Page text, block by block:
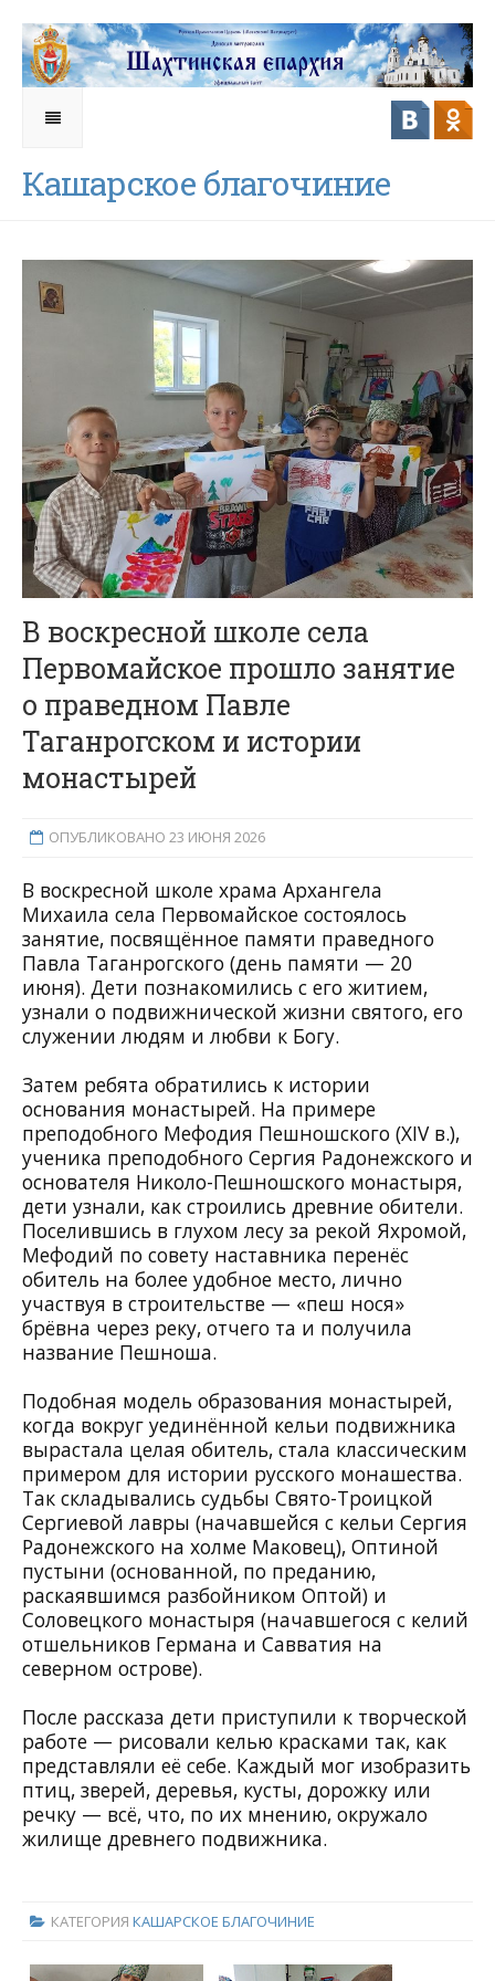
Кашарское благочиние
В воскресной школе села
Первомайское прошло занятие
о праведном Павле
Таганрогском и истории
монастырей
ОПУБЛИКОВАНО 23 ИЮНЯ 2026
В воскресной школе храма Архангела
Михаила села Первомайское состоялось
занятие, посвящённое памяти праведного
Павла Таганрогского (день памяти — 20
июня). Дети познакомились с его житием,
узнали о подвижнической жизни святого, его
служении людям и любви к Богу.
Затем ребята обратились к истории
основания монастырей. На примере
преподобного Мефодия Пешношского (XIV в.),
ученика преподобного Сергия Радонежского и
основателя Николо-Пешношского монастыря,
дети узнали, как строились древние обители.
Поселившись в глухом лесу за рекой Яхромой,
Мефодий по совету наставника перенёс
обитель на более удобное место, лично
участвуя в строительстве — «пеш нося»
брёвна через реку, отчего та и получила
название Пешноша.
Подобная модель образования монастырей,
когда вокруг уединённой кельи подвижника
вырастала целая обитель, стала классическим
примером для истории русского монашества.
Так складывались судьбы Свято-Троицкой
Сергиевой лавры (начавшейся с кельи Сергия
Радонежского на холме Маковец), Оптиной
пустыни (основанной, по преданию,
раскаявшимся разбойником Оптой) и
Соловецкого монастыря (начавшегося с келий
отшельников Германа и Савватия на
северном острове).
После рассказа дети приступили к творческой
работе — рисовали келью красками так, как
представляли её себе. Каждый мог изобразить
птиц, зверей, деревья, кусты, дорожку или
речку — всё, что, по их мнению, окружало
жилище древнего подвижника.
КАТЕГОРИЯ КАШАРСКОЕ БЛАГОЧИНИЕ